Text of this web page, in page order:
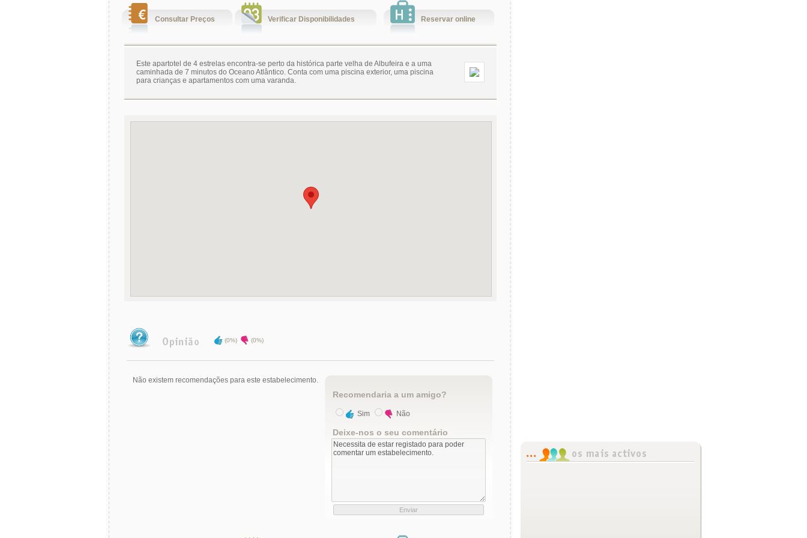
Consultar Preços Verificar Disponibilidades Reservar online
Este apartotel de 4 estrelas encontra-se perto da histórica parte velha de Albufeira e a uma
caminhada de 7 minutos do Oceano Atlântico. Conta com uma piscina exterior, uma piscina
para crianças e apartamentos com uma varanda.
(0%) (0%)
Não existem recomendações para este estabelecimento.
Recomendaria a um amigo?
Sim Não
Deixe-nos o seu comentário